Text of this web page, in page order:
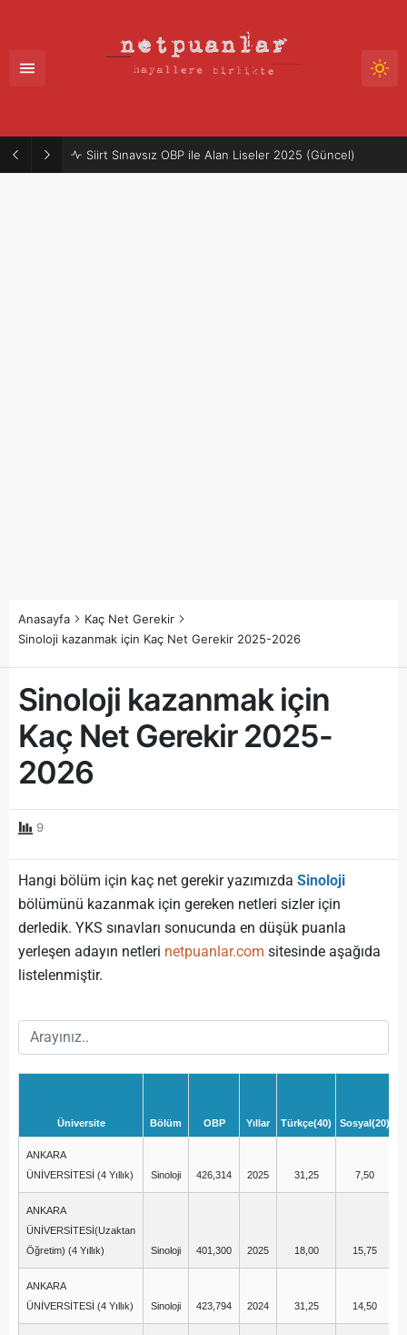
Siirt Sınavsız OBP ile Alan Liseler 2025 (Güncel)
Anasayfa
Kaç Net Gerekir
Sinoloji kazanmak için Kaç Net Gerekir 2025-2026
Sinoloji kazanmak için
Kaç Net Gerekir 2025-
2026
9
Hangi bölüm için kaç net gerekir yazımızda Sinoloji
bölümünü kazanmak için gereken netleri sizler için
derledik. YKS sınavları sonucunda en düşük puanla
yerleşen adayın netleri netpuanlar.com sitesinde aşağıda
listelenmiştir.
Üniversite Bölüm OBP Yıllar Türkçe(40) Sosyal(20)
ANKARA
ÜNİVERSİTESİ (4 Yıllık)
Sinoloji 426,314 2025 31,25 7,50
ANKARA
ÜNİVERSİTESİ(Uzaktan
Öğretim) (4 Yıllık)
Sinoloji 401,300 2025 18,00 15,75
ANKARA
ÜNİVERSİTESİ (4 Yıllık)
Sinoloji 423,794 2024 31,25 14,50